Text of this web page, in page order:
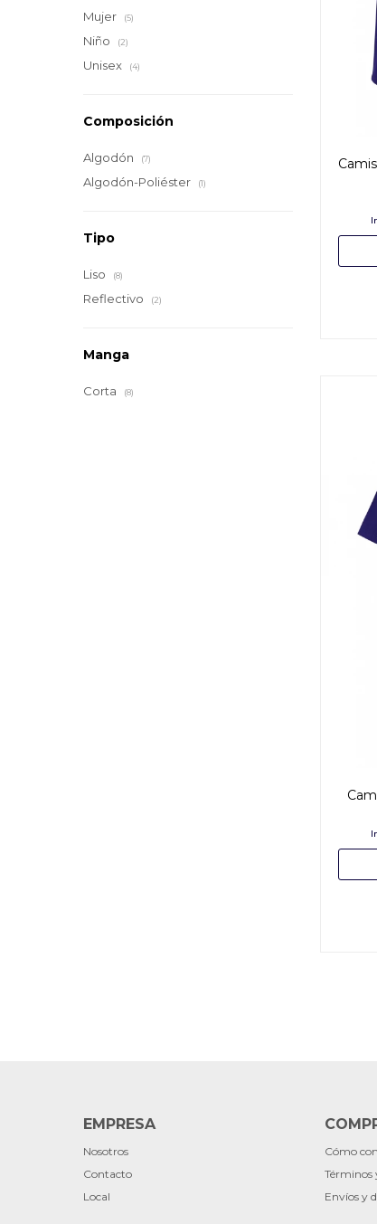
Mujer (5)
Niño (2)
Unisex (4)
Composición
Algodón (7)
Algodón-Poliéster (1)
Tipo
Liso (8)
Reflectivo (2)
Manga
Corta (8)
EMPRESA
Nosotros
Contacto
Local
Cómo
Términos
Envíos y